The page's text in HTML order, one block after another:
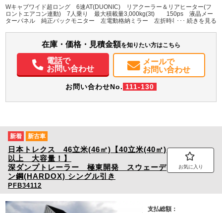
千葉県
W:1,900
H:370
W:2,000
H:2,250
無
パワステ パワーウィンドウ ABS エアバッグ
集中ドアロック
電動格納ミラー
バックモニター 記録簿（一部含む）
取扱説明書（一部含む）
メンテナンスノート（保証書）
Wキャブワイド超ロング 6速AT(DUONIC) リアクーラー＆リアヒーター(フ
ロントエアコン連動) 7人乗り 最大積載量3,000kg(3t) 150ps 液晶メー
ターパネル 純正バックモニター 左電動格納ミラー 左折時巻き込みセンサ
パーコーナー メッキドアミラーカバー AM/FMラジオ 燃料タンク１００Ｌ
在庫・価格・見積金額を知りたい方はこちら
電話で
お問い合わせ
メールで
お問い合わせ
お問い合わせNo. 111-130
新着 新古車
日本トレクス 46立米(46㎥)【40立米(40㎥)
以上 大容量！】
深ダンプトレーラー 極東開発 スウェーデ
ン鋼(HARDOX) シングル引き
PFB34112
お気に入り
支払総額：